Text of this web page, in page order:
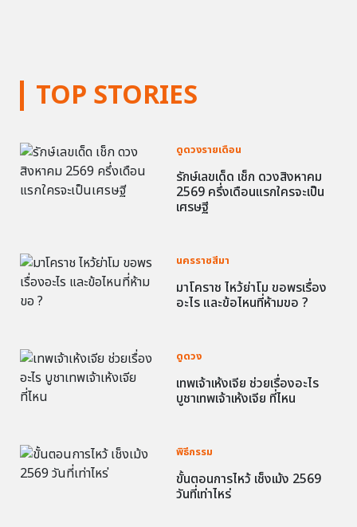
TOP STORIES
ดูดวงรายเดือน
รักษ์เลขเด็ด เช็ก ดวงสิงหาคม
2569 ครึ่งเดือนแรกใครจะเป็น
เศรษฐี
นครราชสีมา
มาโคราช ไหว้ย่าโม ขอพรเรื่อง
อะไร และข้อไหนที่ห้ามขอ ?
ดูดวง
เทพเจ้าเห้งเจีย ช่วยเรื่องอะไร
บูชาเทพเจ้าเห้งเจีย ที่ไหน
พิธีกรรม
ขั้นตอนการไหว้ เช็งเม้ง 2569
วันที่เท่าไหร่